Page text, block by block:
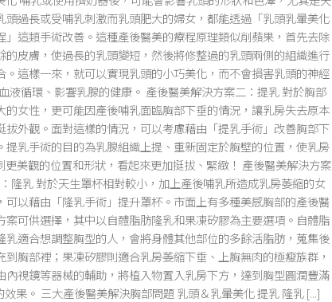
頭過長或受哺乳刺激而乳頭肥大的婦女，都能透過「乳頭乳暈美化
」這類手術改善。這種產後醫美的療程原理類似削蘋果，首先去除
的皮膚，使過長的乳頭變短，然後將修整過的乳頭兩側的組織進行
。這樣一來，就可以實現乳頭的小巧美化，而不會損害乳頭的神經
液循環、影響乳腺的健康。 產後醫美解決方案二：提乳 對於胸部
的女性，更可能因產後哺乳面臨胸部下垂的情況，讓乳房失去原本
拔外觀。面對這樣的情況，可以考慮藉由「提乳手術」改善胸部下
提乳手術的目的為乳腺組織上提、重新固定於胸壁的位置，使乳房
更美觀的位置和形狀，看起來更加挺拔、緊緻！ 產後醫美解決方案
隆乳 對於天生罩杯相對較小，加上產後哺乳所造成乳房萎縮的女
可以藉由「隆乳手術」提升罩杯。市面上有多種美感胸部的產後醫
案可供選擇，其中以自體脂肪隆乳和果凍矽膠為主要選項。自體脂
乳適合想調整胸型的人，會將身體其他部位的多餘活脂肪，蒐集後
到胸部裡；果凍矽膠則適合乳房萎縮下垂、上胸無肉的極瘦族群，
內視鏡等器械的輔助，將植入物置入乳房下方，達到胸型圓潤豐滿
效果。 三大產後醫美解決胸部問題 乳頭＆乳暈美化 提乳 隆乳 [...]